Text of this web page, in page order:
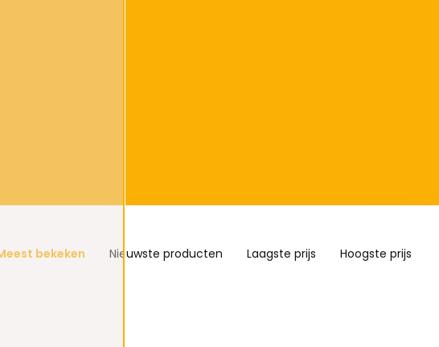
bekeken Nieuwste producten Laagste prijs Hoogste prijs